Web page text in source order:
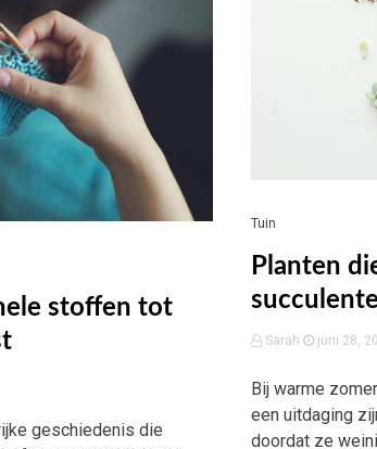
stoffen tot
geschiedenis die
Tuin
Planten
Sarah juni 28,
Bij warme
een uitdaging
doordat ze